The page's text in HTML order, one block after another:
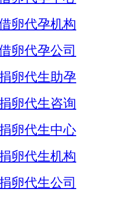
卵代孕机构
卵代孕公司
卵代生助孕
卵代生咨询
卵代生中心
卵代生机构
卵代生公司